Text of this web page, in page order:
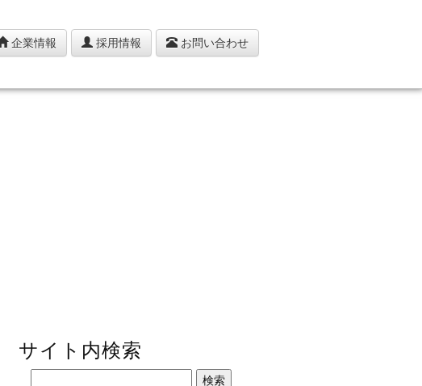
企業情報 採用情報 お問い合わせ
サイト内検索